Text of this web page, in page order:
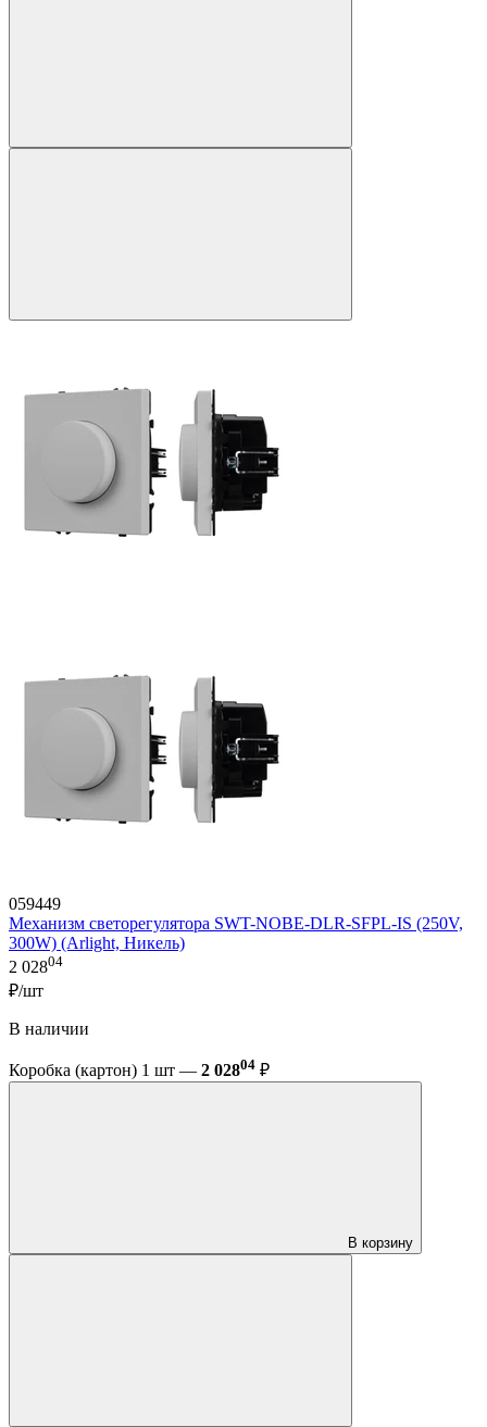
059449
Механизм светорегулятора SWT-NOBE-DLR-SFPL-IS (250V,
300W) (Arlight, Никель)
2 02804
₽/шт
В наличии
Коробка (картон) 1 шт — 2 02804 ₽
В корзину